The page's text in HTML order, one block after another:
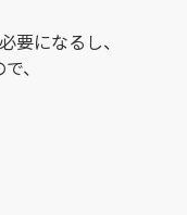
になるし、
、